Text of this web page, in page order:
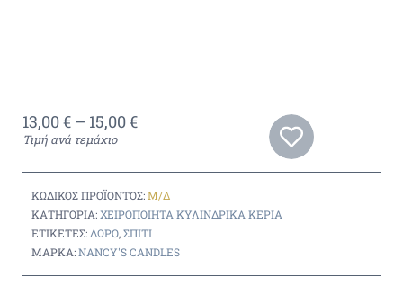
13,00€ – 15,00€
Τιμή ανά τεμάχιο
ΚΩΔΙΚΌΣ ΠΡΟΪΌΝΤΟΣ:Μ/Δ
ΚΑΤΗΓΟΡΊΑ:ΧΕΙΡΟΠΟΊΗΤΑ ΚΥΛΙΝΔΡΙΚΆ ΚΕΡΙΆ
ΕΤΙΚΈΤΕΣ:ΔΏΡΟ,ΣΠΊΤΙ
ΜΆΡΚΑ:NANCY'S CANDLES